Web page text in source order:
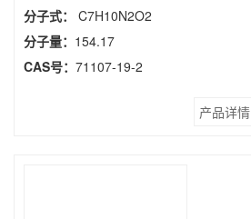
分子式： C7H10N2O2
分子量： 154.17
CAS号： 71107-19-2
产品详情